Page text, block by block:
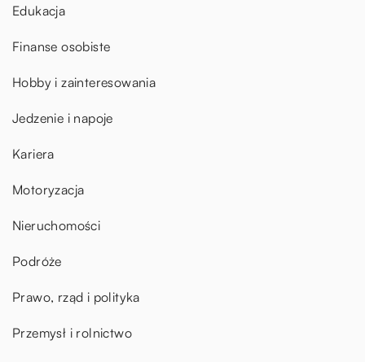
Edukacja
Finanse osobiste
Hobby i zainteresowania
Jedzenie i napoje
Kariera
Motoryzacja
Nieruchomości
Podróże
Prawo, rząd i polityka
Przemysł i rolnictwo